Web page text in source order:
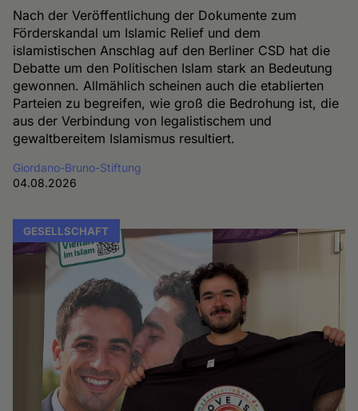
Nach der Veröffentlichung der Dokumente zum
Förderskandal um Islamic Relief und dem
islamistischen Anschlag auf den Berliner CSD hat die
Debatte um den Politischen Islam stark an Bedeutung
gewonnen. Allmählich scheinen auch die etablierten
Parteien zu begreifen, wie groß die Bedrohung ist, die
aus der Verbindung von legalistischem und
gewaltbereitem Islamismus resultiert.
Giordano-Bruno-Stiftung
04.08.2026
GESELLSCHAFT